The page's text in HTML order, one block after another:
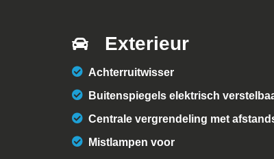
Exterieur
Achterruitwisser
Buitenspiegels elektrisch
Centrale vergrendeling met
Mistlampen voor